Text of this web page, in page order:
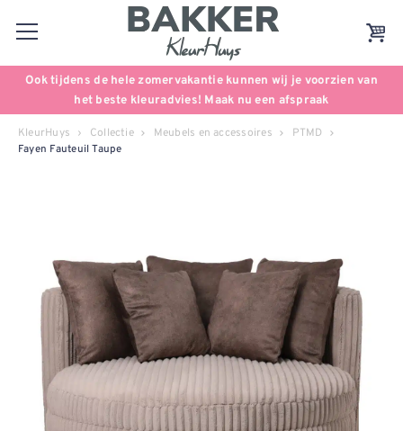
Ook tijdens de hele zomervakantie kunnen wij je voorzien van
het beste kleuradvies! Maak nu een afspraak
KleurHuys Collectie Meubels en accessoires PTMD
Fayen Fauteuil Taupe